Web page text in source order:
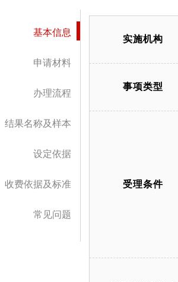
基本信息
申请材料
办理流程
结果名称及样本
设定依据
收费依据及标准
常见问题
实施机构
事项类型
受理条件